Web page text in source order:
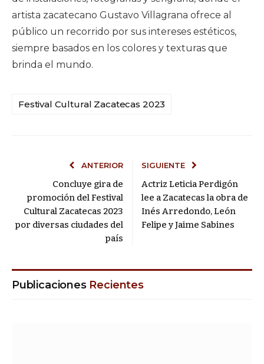
artista zacatecano Gustavo Villagrana ofrece al
público un recorrido por sus intereses estéticos,
siempre basados en los colores y texturas que
brinda el mundo.
Festival Cultural Zacatecas 2023
ANTERIOR
Concluye gira de
promoción del Festival
Cultural Zacatecas 2023
por diversas ciudades del
país
SIGUIENTE
Actriz Leticia Perdigón
lee a Zacatecas la obra de
Inés Arredondo, León
Felipe y Jaime Sabines
Publicaciones Recientes